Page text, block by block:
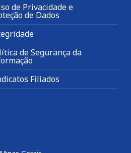
de Privacidade e
de Dados
de Segurança da
Filiados